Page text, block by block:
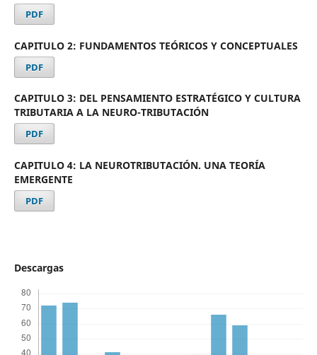
PDF
CAPITULO 2: FUNDAMENTOS TEÓRICOS Y CONCEPTUALES
PDF
CAPITULO 3: DEL PENSAMIENTO ESTRATÉGICO Y CULTURA
TRIBUTARIA A LA NEURO-TRIBUTACIÓN
PDF
CAPITULO 4: LA NEUROTRIBUTACIÓN. UNA TEORÍA
EMERGENTE
PDF
Descargas